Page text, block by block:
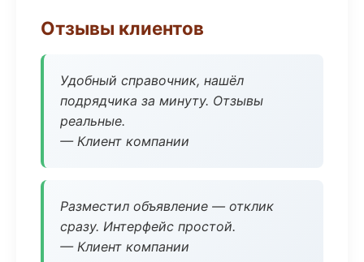
Отзывы клиентов
Удобный справочник, нашёл
подрядчика за минуту. Отзывы
реальные.
— Клиент компании
Разместил объявление — отклик
сразу. Интерфейс простой.
— Клиент компании